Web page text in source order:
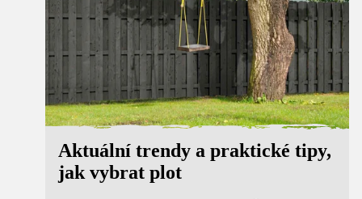
Aktuální trendy a praktické tipy,
jak vybrat plot